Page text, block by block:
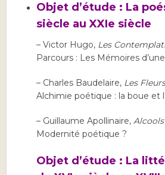
Objet d’étude : La
siècle au XXIe siècle
– Victor Hugo, Les
Parcours : Les Mémoires
– Charles Baudelaire, Les
Alchimie poétique : la boue et
– Guillaume Apollinaire,Alcools
Modernité poétique ?
Objet d’étude : La